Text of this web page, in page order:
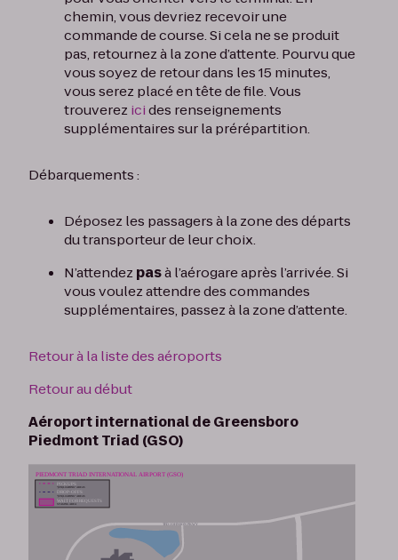
chemin, vous devriez recevoir une
commande de course. Si cela ne se produit
pas, retournez à la zone d’attente. Pourvu que
vous soyez de retour dans les 15 minutes,
vous serez placé en tête de file. Vous
trouverez icides renseignements
supplémentaires sur la prérépartition.
Débarquements :
Déposez les passagers à la zone des départs
du transporteur de leur choix.
N’attendez pasà l’aérogare après l’arrivée. Si
vous voulez attendre des commandes
supplémentaires, passez à la zone d’attente.
Retour à la liste des aéroports
Retour au début
Aéroport international de Greensboro
Piedmont Triad (GSO)